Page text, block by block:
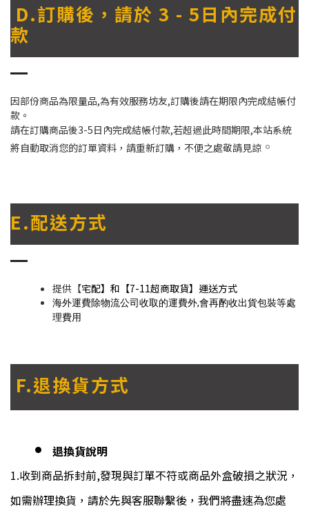
D.訂購後，請於 3 - 5日內完成付
款
因部份商品為限量品,為有效服務坊友,訂購後請在期限內完成結帳付
款。
請在訂購商品後3-5日內完成結帳付款,若超過此時間期限,本站系統
將自動取消您的訂單資料，請重新訂購，不便之處敬請見諒 。
E.配送方式
提供【宅配】和【7-11超商取貨】運送方式
海外運費除物流公司收取的運費外,會再酌收出貨包裝等處
理費用
F.退換貨方式
退換貨說明
1.收到商品拆封前,發現與訂單不符或商品外盒破損之狀況，
如需辦理換貨，請於先與客服聯繫後，我們將盡速為您處